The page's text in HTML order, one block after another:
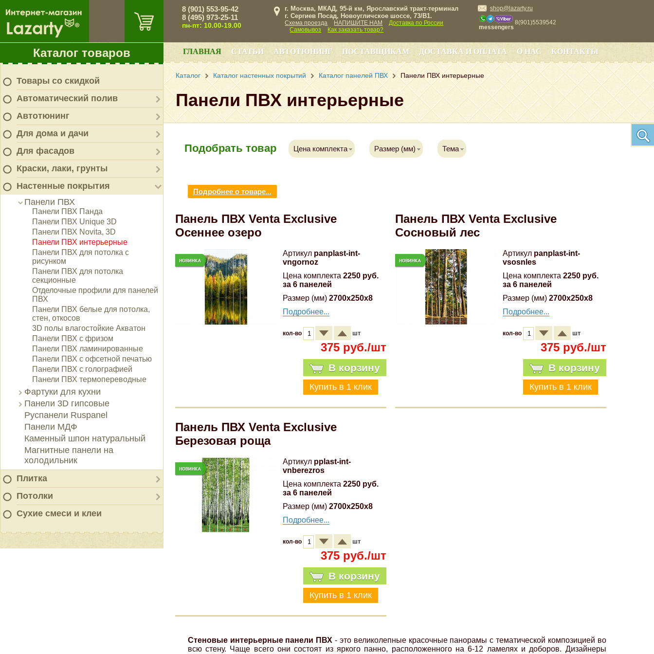
Каталог товаров
Товары со скидкой
Автоматический полив
Автотюнинг
Для дома и дачи
Для фасадов
Краски, лаки, грунты
Настенные покрытия
Панели ПВХ
Панели ПВХ Панда
Панели ПВХ Unique 3D
Панели ПВХ Novita, 3D
Панели ПВХ интерьерные
Панели ПВХ для потолка с
рисунком
Панели ПВХ для потолка
секционные
Отделочные профили для панелей
ПВХ
Панели ПВХ белые для потолка,
стен, откосов
3D полы влагостойкие Акватон
Панели ПВХ с фризом
Панели ПВХ ламинированные
Панели ПВХ с офсетной печатью
Панели ПВХ с голографией
Панели ПВХ термопереводные
Фартуки для кухни
Панели 3D гипсовые
Руспанели Ruspanel
Панели МДФ
Каменный шпон натуральный
Магнитные панели на
холодильник
Плитка
Потолки
Сухие смеси и клеи
8 (901) 553-95-42
8 (495) 973-25-11
пн-пт: 10.00-19.00
г. Москва, МКАД, 95-й км, Ярославский тракт-терминал
г. Сергиев Посад, Новоугличское шоссе, 73/B1.
Схема проезда НАПИШИТЕ НАМ
Доставка по России
Самовывоз
Как заказать товар?
shop@lazarty.ru
messengers
8(901)5539542
ГЛАВНАЯ СТАТЬИ АВТОТЮНИНГ ПОСТАВЩИКАМ ДОСТАВКА И ОПЛАТА О НАС КОНТАКТЫ
Каталог Каталог настенных покрытий Каталог панелей ПВХ Панели ПВХ интерьерные
Панели ПВХ интерьерные
Подобрать товар Цена комплекта Размер (мм) Тема
Подробнее о товаре...
Панель ПВХ Venta Exclusive
Осеннее озеро
Артикул panplast-int-
vngornoz
Цена комплекта 2250 руб.
за 6 панелей
Размер (мм) 2700x250x8
Подробнее...
кол-во шт
375 руб./шт
В корзину
Панель ПВХ Venta Exclusive
Сосновый лес
Артикул panplast-int-
vsosnles
Цена комплекта 2250 руб.
за 6 панелей
Размер (мм) 2700x250x8
Подробнее...
кол-во шт
375 руб./шт
В корзину
Панель ПВХ Venta Exclusive
Березовая роща
Артикул pplast-int-
vnberezros
Цена комплекта 2250 руб.
за 6 панелей
Размер (мм) 2700x250x8
Подробнее...
кол-во шт
375 руб./шт
В корзину
Стеновые интерьерные панели ПВХ - это великолепные красочные панорамы с тематической композицией во
всю стену. Чаще всего они состоят из яркого панно, расположенного на 6-12 ламелях и доборов. Дизайнеры